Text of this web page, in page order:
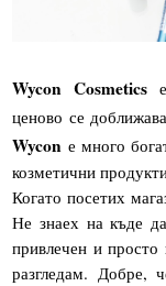
Wycon Cosmetics
ценово се
Wycon е много
козметични
Когато посетих
Не знаех на къде
привлечен и просто
разгледам. Добре,